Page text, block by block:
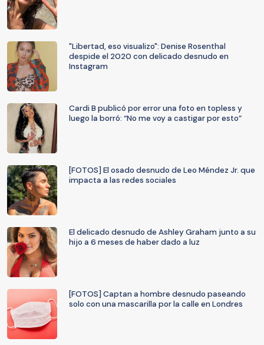
"Libertad, eso visualizo": Denise Rosenthal
despide el 2020 con delicado desnudo en
Instagram
Cardi B publicó por error una foto en topless y
luego la borró: “No me voy a castigar por esto”
[FOTOS] El osado desnudo de Leo Méndez Jr. que
impacta a las redes sociales
El delicado desnudo de Ashley Graham junto a su
hijo a 6 meses de haber dado a luz
[FOTOS] Captan a hombre desnudo paseando
solo con una mascarilla por la calle en Londres